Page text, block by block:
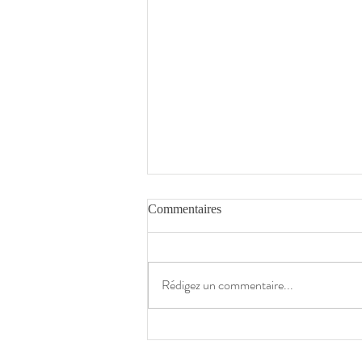
Stages bonbons #13
Commentaires
Rédigez un commentaire...